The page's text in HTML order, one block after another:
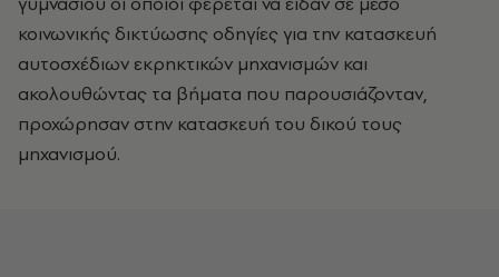
κοινωνικής δικτύωσης οδηγίες για την κατασκευή
αυτοσχέδιων εκρηκτικών μηχανισμών και
ακολουθώντας τα βήματα που παρουσιάζονταν,
προχώρησαν στην κατασκευή του δικού τους
μηχανισμού.